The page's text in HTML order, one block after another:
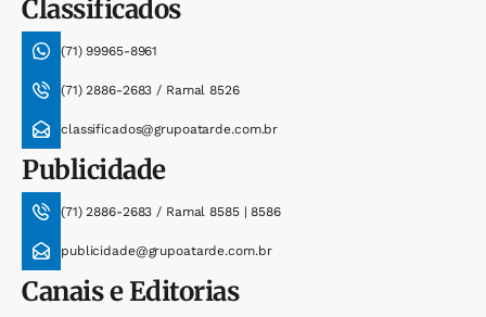
Classificados
(71) 99965-8961
(71) 2886-2683 / Ramal 8526
classificados@grupoatarde.com.br
Publicidade
(71) 2886-2683 / Ramal 8585 | 8586
publicidade@grupoatarde.com.br
Canais e Editorias